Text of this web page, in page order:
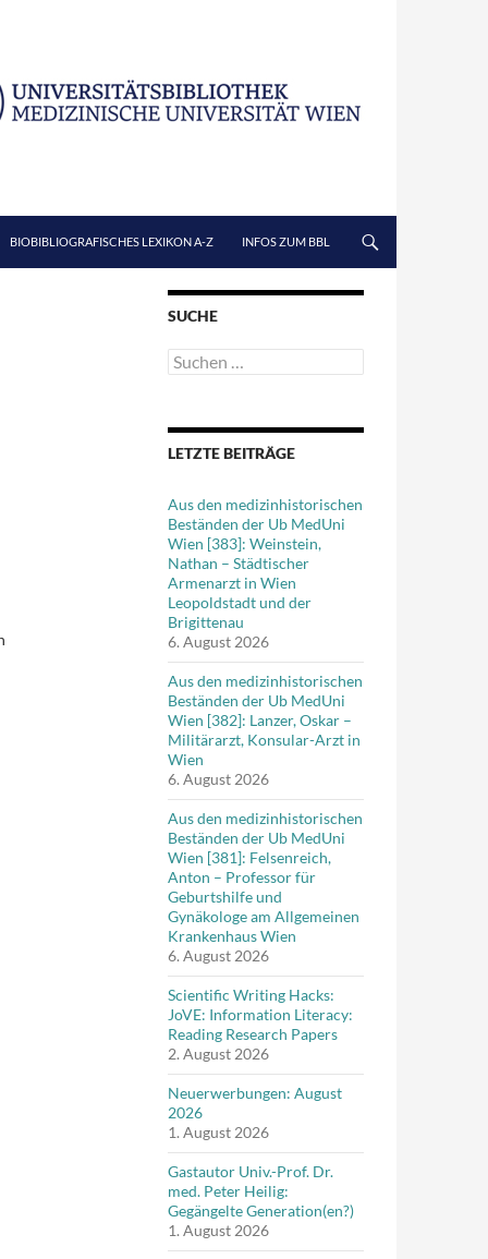
BIOBIBLIOGRAFISCHES LEXIKON A-Z INFOS ZUM BBL
SUCHE
Suchen
nach:
LETZTE BEITRÄGE
Aus den medizinhistorischen
Beständen der Ub MedUni
Wien [383]: Weinstein,
Nathan – Städtischer
Armenarzt in Wien
Leopoldstadt und der
Brigittenau
6. August 2026
Aus den medizinhistorischen
Beständen der Ub MedUni
Wien [382]: Lanzer, Oskar –
Militärarzt, Konsular-Arzt in
Wien
6. August 2026
Aus den medizinhistorischen
Beständen der Ub MedUni
Wien [381]: Felsenreich,
Anton – Professor für
Geburtshilfe und
Gynäkologe am Allgemeinen
Krankenhaus Wien
6. August 2026
Scientific Writing Hacks:
JoVE: Information Literacy:
Reading Research Papers
2. August 2026
Neuerwerbungen: August
2026
1. August 2026
Gastautor Univ.-Prof. Dr.
med. Peter Heilig:
Gegängelte Generation(en?)
1. August 2026